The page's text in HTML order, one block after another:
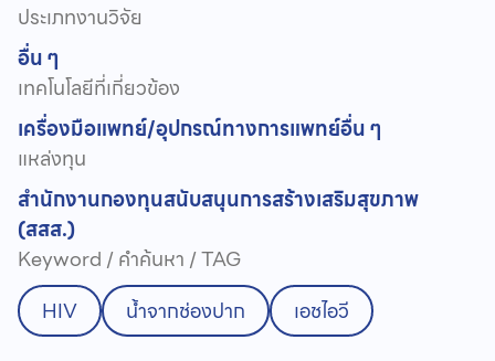
ประเภทงานวิจัย
อื่น ๆ
เทคโนโลยีที่เกี่ยวข้อง
เครื่องมือแพทย์/อุปกรณ์ทางการแพทย์อื่น ๆ
แหล่งทุน
สำนักงานกองทุนสนับสนุนการสร้างเสริมสุขภาพ
(สสส.)
Keyword / คำค้นหา / TAG
HIV
น้ำจากช่องปาก เอชไอวี